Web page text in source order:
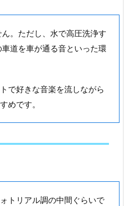
。ただし、水で高圧洗浄す
道を車が通る音といった環
で好きな音楽を流しながら
めです。
トリアル調の中間ぐらいで